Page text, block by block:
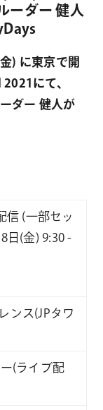
ーダー 健人
) に東京で開
にて、
ダー 健人が
信 (一部セッ
日(金) 9:30 -
ンス(JPタワ
(ライブ配